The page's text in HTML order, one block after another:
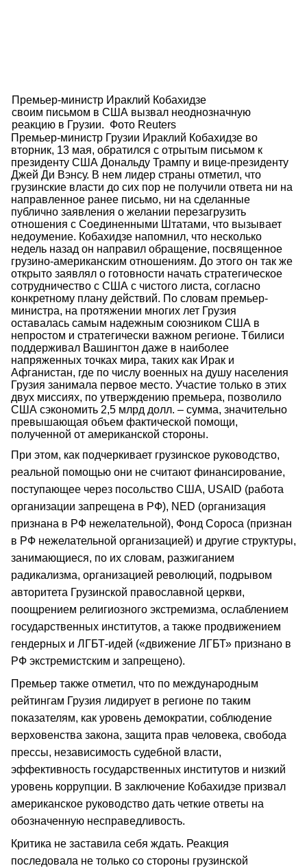
Премьер-министр Ираклий Кобахидзе
своим письмом в США вызвал неоднозначную
реакцию в Грузии. Фото Reuters
Премьер-министр Грузии Ираклий Кобахидзе во
вторник, 13 мая, обратился с отрытым письмом к
президенту США Дональду Трампу и вице-президенту
Джей Ди Вэнсу. В нем лидер страны отметил, что
грузинские власти до сих пор не получили ответа ни на
направленное ранее письмо, ни на сделанные
публично заявления о желании перезагрузить
отношения с Соединенными Штатами, что вызывает
недоумение. Кобахидзе напомнил, что несколько
недель назад он направил обращение, посвященное
грузино-американским отношениям. До этого он так же
открыто заявлял о готовности начать стратегическое
сотрудничество с США с чистого листа, согласно
конкретному плану действий. По словам премьер-
министра, на протяжении многих лет Грузия
оставалась самым надежным союзником США в
непростом и стратегически важном регионе. Тбилиси
поддерживал Вашингтон даже в наиболее
напряженных точках мира, таких как Ирак и
Афганистан, где по числу военных на душу населения
Грузия занимала первое место. Участие только в этих
двух миссиях, по утверждению премьера, позволило
США сэкономить 2,5 млрд долл. – сумма, значительно
превышающая объем фактической помощи,
полученной от американской стороны.
При этом, как подчеркивает грузинское руководство,
реальной помощью они не считают финансирование,
поступающее через посольство США, USAID (работа
организации запрещена в РФ), NED (организация
признана в РФ нежелательной), Фонд Сороса (признан
в РФ нежелательной организацией) и другие структуры,
занимающиеся, по их словам, разжиганием
радикализма, организацией революций, подрывом
авторитета Грузинской православной церкви,
поощрением религиозного экстремизма, ослаблением
государственных институтов, а также продвижением
гендерных и ЛГБТ-идей («движение ЛГБТ» признано в
РФ экстремистским и запрещено).
Премьер также отметил, что по международным
рейтингам Грузия лидирует в регионе по таким
показателям, как уровень демократии, соблюдение
верховенства закона, защита прав человека, свобода
прессы, независимость судебной власти,
эффективность государственных институтов и низкий
уровень коррупции. В заключение Кобахидзе призвал
американское руководство дать четкие ответы на
обозначенную несправедливость.
Критика не заставила себя ждать. Реакция
последовала не только со стороны грузинской